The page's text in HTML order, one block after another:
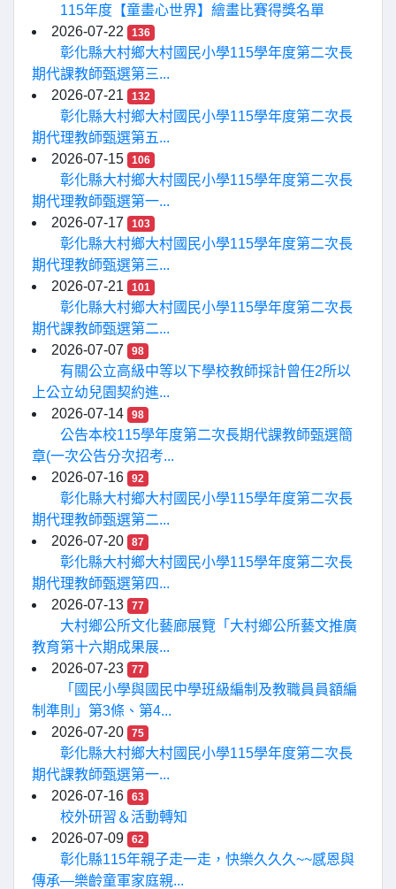
115年度【童畫心世界】繪畫比賽得獎名單
2026-07-22
136
彰化縣大村鄉大村國民小學115學年度第二次長
期代課教師甄選第三...
2026-07-21
132
彰化縣大村鄉大村國民小學115學年度第二次長
期代理教師甄選第五...
2026-07-15
106
彰化縣大村鄉大村國民小學115學年度第二次長
期代理教師甄選第一...
2026-07-17
103
彰化縣大村鄉大村國民小學115學年度第二次長
期代理教師甄選第三...
2026-07-21
101
彰化縣大村鄉大村國民小學115學年度第二次長
期代課教師甄選第二...
2026-07-07
98
有關公立高級中等以下學校教師採計曾任2所以
上公立幼兒園契約進...
2026-07-14
98
公告本校115學年度第二次長期代課教師甄選簡
章(一次公告分次招考...
2026-07-16
92
彰化縣大村鄉大村國民小學115學年度第二次長
期代理教師甄選第二...
2026-07-20
87
彰化縣大村鄉大村國民小學115學年度第二次長
期代理教師甄選第四...
2026-07-13
77
大村鄉公所文化藝廊展覽「大村鄉公所藝文推廣
教育第十六期成果展...
2026-07-23
77
「國民小學與國民中學班級編制及教職員員額編
制準則」第3條、第4...
2026-07-20
75
彰化縣大村鄉大村國民小學115學年度第二次長
期代課教師甄選第一...
2026-07-16
63
校外研習＆活動轉知
2026-07-09
62
彰化縣115年親子走一走，快樂久久久~~感恩與
傳承—樂齡童軍家庭親...